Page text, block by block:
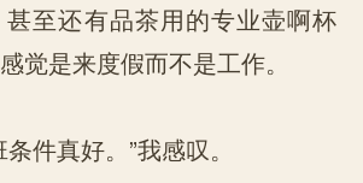
至还有品茶用的专业壶啊杯
觉是来度假而不是工作。
真好。”我感叹。